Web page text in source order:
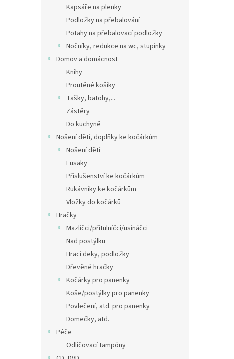
Kapsáře na plenky
Podložky na přebalování
Potahy na přebalovací podložky
Nočníky, redukce na wc, stupínky
Domov a domácnost
Knihy
Proutěné košíky
Tašky, batohy,...
Zástěry
Do kuchyně
Nošení dětí, doplňky ke kočárkům
Nošení dětí
Fusaky
Příslušenství ke kočárkům
Rukávníky ke kočárkům
Vložky do kočárků
Hračky
Mazlíčci/přítulníčci/usínáčci
Nad postýlku
Hrací deky, podložky
Dřevěné hračky
Kočárky pro panenky
Koše/postýlky pro panenky
Povlečení, atd. pro panenky
Domečky, atd.
Péče
Odličovací tampóny